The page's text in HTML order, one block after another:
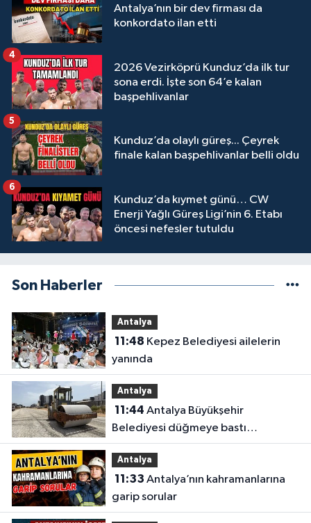
Antalya’nın bir dev firması da
konkordato ilan etti
2026 Vezirköprü Kunduz’da ilk tur
sona erdi. İşte son 64’e kalan
başpehlivanlar
4
Kunduz’da olaylı güreş... Çeyrek
finale kalan başpehlivanlar belli oldu
5
Kunduz’da kıymet günü… CW
Enerji Yağlı Güreş Ligi’nin 6. Etabı
öncesi nefesler tutuldu
6
Son Haberler
Antalya
11:48
yanında
Antalya
11:44
Belediyesi düğmeye bastı
Antalya’da eş zamanlı çalışma
yapıldı
Antalya
11:33
garip sorular